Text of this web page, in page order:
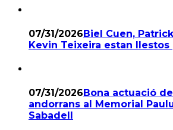
07/31/2026Biel Cuen,
Kevin Teixeira estan llestos
07/31/2026 Bona actuació
andorrans al Memorial
Sabadell